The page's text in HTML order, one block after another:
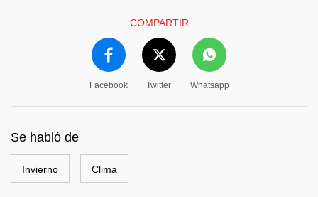
COMPARTIR
Facebook Twitter Whatsapp
Se habló de
Invierno Clima